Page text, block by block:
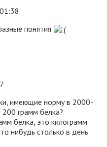
понятия
имеющие норму в 2000-
грамм белка?
белка, это килограмм
нибудь столько в день